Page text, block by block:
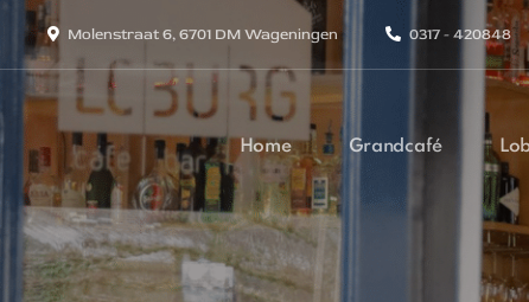
Molenstraat 6, 6701 DM Wageningen 0317 - 420848
Home Grandcafé